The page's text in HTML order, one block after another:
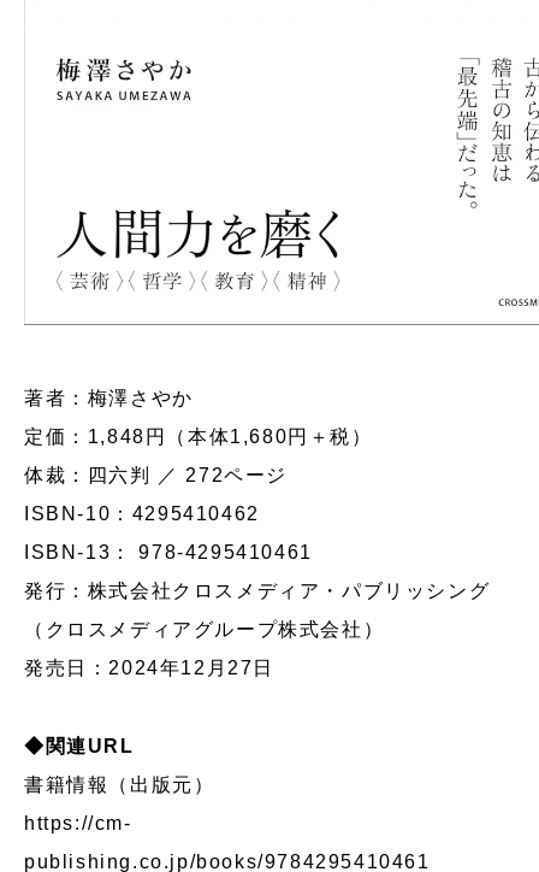
著者：梅澤さやか
定価：1,848円（本体1,680円＋税）
体裁：四六判 ／ 272ページ
ISBN-10：4295410462
ISBN-13： 978-4295410461
発行：株式会社クロスメディア・パブリッシング
（クロスメディアグループ株式会社）
発売日：2024年12月27日
◆関連URL
書籍情報（出版元）
https://cm-
publishing.co.jp/books/9784295410461